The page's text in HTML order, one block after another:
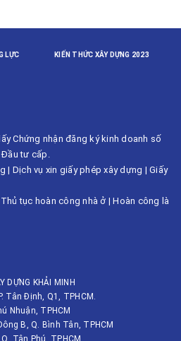
LỰC KIẾN THỨC XÂY DỰNG 2023
Chứng nhận đăng ký kinh doanh số
Đầu tư cấp.
| Dịch vụ xin giấy phép xây dựng | Giấy
Thủ tục hoàn công nhà ở |Hoàn công là
DỰNG KHẢI MINH
Tân Định, Q1, TPHCM.
Nhuận, TPHCM
B, Q. Bình Tân, TPHCM